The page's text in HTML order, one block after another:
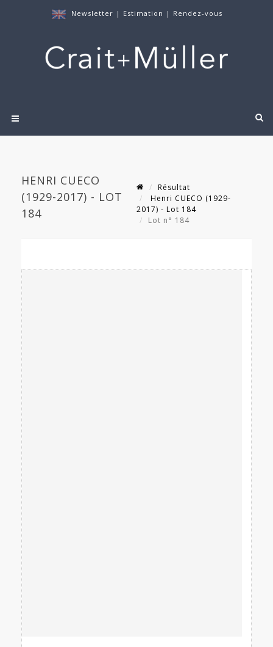
Newsletter | Estimation | Rendez-vous
HENRI CUECO
(1929-2017) - LOT
184
Résultat
Henri CUECO (1929-
2017) - Lot 184
Lot n° 184